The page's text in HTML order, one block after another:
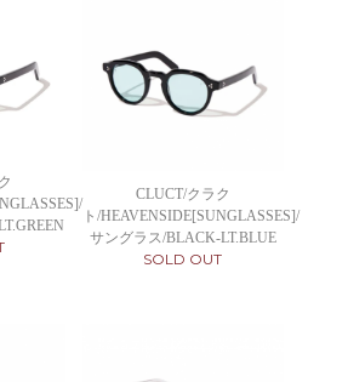
CLUCT/クラク
ト/HEAVENSIDE[SUNGLASSES]/
サングラス/BLACK-LT.BLUE
SOLD OUT